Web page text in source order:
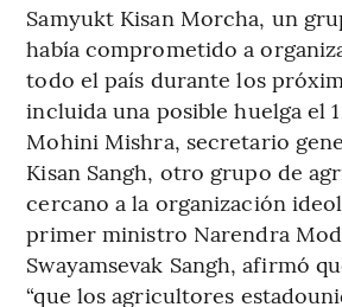
Samyukt Kisan Morcha, un
había comprometido a
todo el país durante los
incluida una posible huelga el
Mohini Mishra, secretario
Kisan Sangh, otro grupo de
cercano a la organización
primer ministro Narendra
Swayamsevak Sangh, afirmó
“que los agricultores